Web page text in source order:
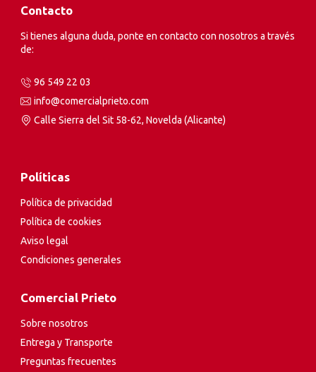
Contacto
Si tienes alguna duda, ponte en contacto con nosotros a través
de:
96 549 22 03
info@comercialprieto.com
Calle Sierra del Sit 58-62, Novelda (Alicante)
Políticas
Política de privacidad
Política de cookies
Aviso legal
Condiciones generales
Comercial Prieto
Sobre nosotros
Entrega y Transporte
Preguntas frecuentes